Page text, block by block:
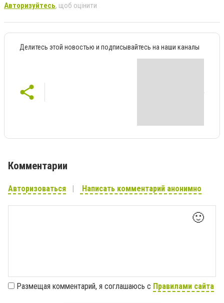
Авторизуйтесь, щоб оцінити
Делитесь этой новостью и подписывайтесь на наши каналы
Комментарии
Авторизоваться Написать комментарий анонимно
🙂
Размещая комментарий, я соглашаюсь с Правилами сайта